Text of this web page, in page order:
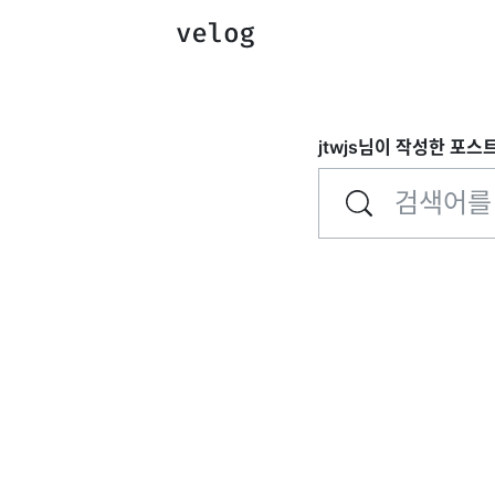
jtwjs님이 작성한 포스